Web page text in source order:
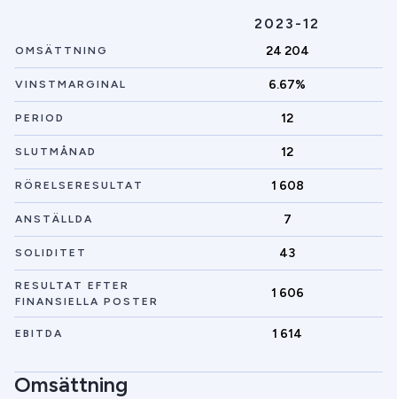
2023-12
OMSÄTTNING 24 204
VINSTMARGINAL 6.67%
PERIOD 12
SLUTMÅNAD 12
RÖRELSERESULTAT 1 608
ANSTÄLLDA 7
SOLIDITET 43
RESULTAT EFTER
FINANSIELLA POSTER
1 606
EBITDA 1 614
Omsättning